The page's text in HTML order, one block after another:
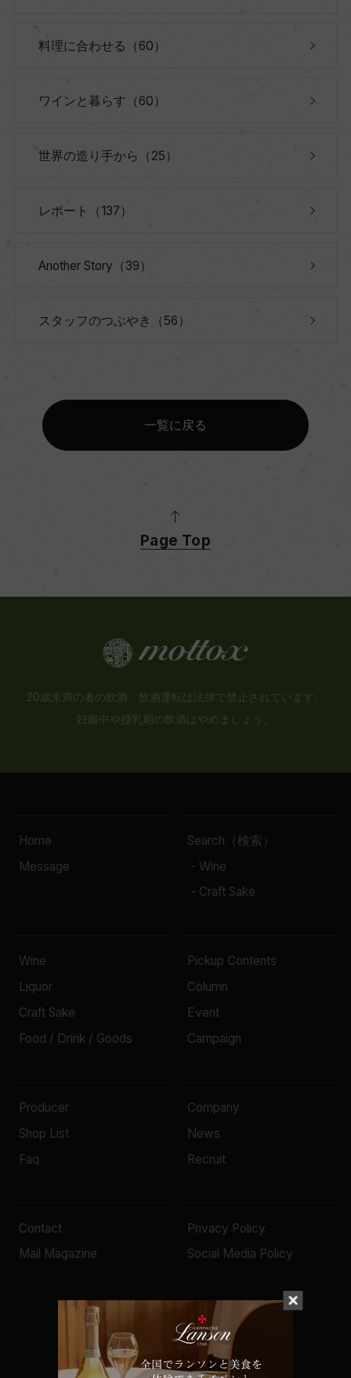
料理に合わせる（60）
ワインと暮らす（60）
世界の造り手から（25）
レポート（137）
Another Story（39）
スタッフのつぶやき（56）
一覧に戻る
Page Top
20歳未満の者の飲酒、飲酒運転は法律で禁止されています。
妊娠中や授乳期の飲酒はやめましょう。
Home
Message
Search（検索）
- Wine
- Craft Sake
Wine
Liquor
Craft Sake
Food / Drink / Goods
Pickup Contents
Column
Event
Campaign
Producer
Shop List
Faq
Company
News
Recruit
Contact
Mail Magazine
Privacy Policy
Social Media Policy